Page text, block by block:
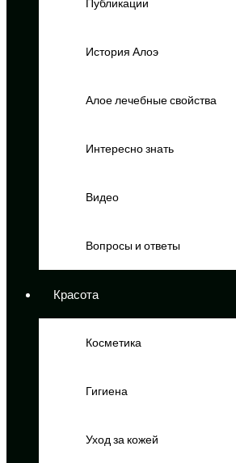
Публикации
История Алоэ
Алое лечебные свойства
Интересно знать
Видео
Вопросы и ответы
Красота
Косметика
Гигиена
Уход за кожей